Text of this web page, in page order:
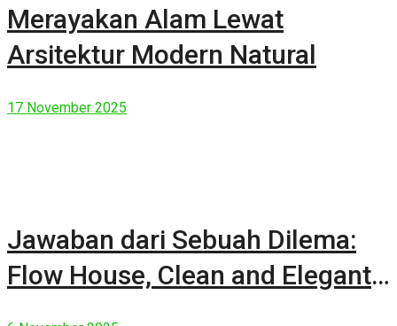
Merayakan Alam Lewat
Arsitektur Modern Natural
17 November 2025
Jawaban dari Sebuah Dilema:
Flow House, Clean and Elegant